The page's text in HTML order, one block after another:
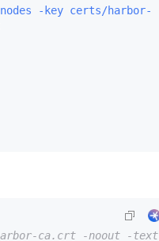
-key certs/harbor-
ca.crt -noout -text